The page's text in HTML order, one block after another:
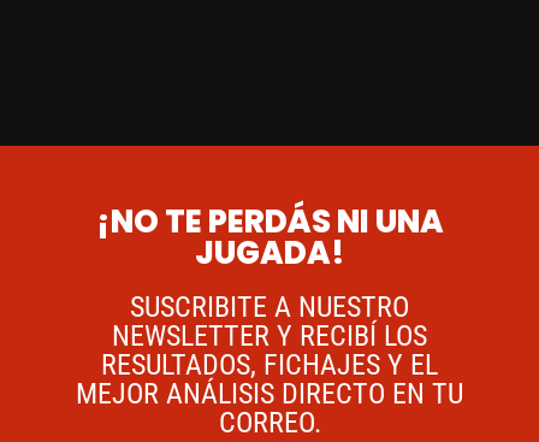
¡NO TE PERDÁS NI UNA
JUGADA!
SUSCRIBITE A NUESTRO
NEWSLETTER Y RECIBÍ LOS
RESULTADOS, FICHAJES Y EL
MEJOR ANÁLISIS DIRECTO EN TU
CORREO.